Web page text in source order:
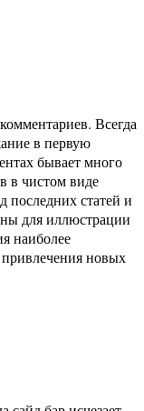
Всегда
в первую
бывает много
в чистом виде
последних статей и
для иллюстрации
наиболее
новых